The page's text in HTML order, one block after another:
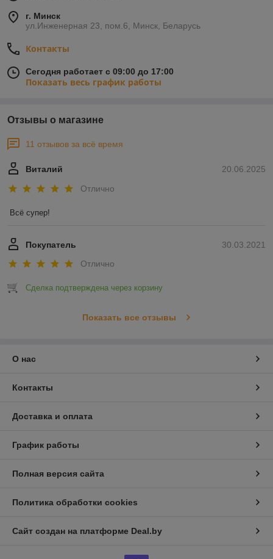
г. Минск
ул.Инженерная 23, пом.6, Минск, Беларусь
Контакты
Сегодня работает с 09:00 до 17:00
Показать весь график работы
Отзывы о магазине
11 отзывов за всё время
20.06.2025
Виталий
Отлично
Всё супер!
30.03.2021
Покупатель
Отлично
Сделка подтверждена через корзину
Показать все отзывы
О нас
Контакты
Доставка и оплата
График работы
Полная версия сайта
Политика обработки cookies
Сайт создан на платформе Deal.by